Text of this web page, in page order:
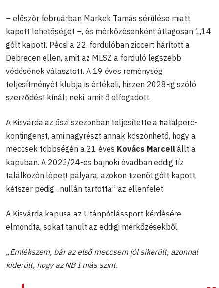
– először februárban Markek Tamás sérülése miatt
kapott lehetőséget –, és mérkőzésenként átlagosan 1,14
gólt kapott. Pécsi a 22. fordulóban ziccert hárított a
Debrecen ellen, amit az MLSZ a forduló legszebb
védésének választott. A 19 éves reménység
teljesítményét klubja is értékeli, hiszen 2028-ig szóló
szerződést kínált neki, amit ő elfogadott.
A Kisvárda az őszi szezonban teljesítette a fiatalperc-
kontingenst, ami nagyrészt annak köszönhető, hogy a
meccsek többségén a 21 éves Kovács Marcell állt a
kapuban. A 2023/24-es bajnoki évadban eddig tíz
találkozón lépett pályára, azokon tizenöt gólt kapott,
kétszer pedig „nullán tartotta” az ellenfelet.
A Kisvárda kapusa az Utánpótlássport kérdésére
elmondta, sokat tanult az eddigi mérkőzésekből.
„Emlékszem, bár az első meccsem jól sikerült, azonnal
kiderült, hogy az NB I más szint.